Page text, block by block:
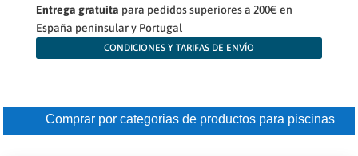
Entrega gratuita para pedidos superiores a 200€ en
España peninsular y Portugal
CONDICIONES Y TARIFAS DE ENVÍO
Comprar por categorias de productos para piscinas